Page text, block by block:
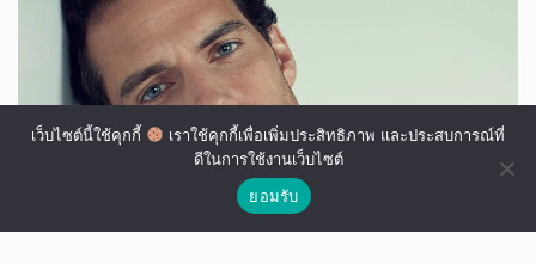
เว็บไซต์นี้ใช้คุกกี้
เราใช้คุกกี้เพื่อเพิ่มประสิทธิภาพ และประสบการณ์ที่
ดีในการใช้งานเว็บไซต์
ยอมรับ